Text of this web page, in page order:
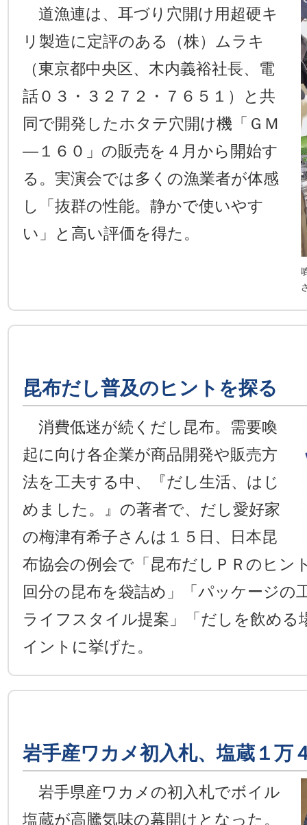
道漁連は、耳づり穴開け用超硬キ
リ製造に定評のある（株）ムラキ
（東京都中央区、木内義裕社長、電
話０３・３２７２・７６５１）と共
同で開発したホタテ穴開け機「ＧＭ
―１６０」の販売を４月から開始す
る。実演会では多くの漁業者が体感
し「抜群の性能。静かで使いやす
い」と高い評価を得た。
昆布だし普及のヒントを探る
消費低迷が続くだし昆布。需要喚
起に向け各企業が商品開発や販売方
法を工夫する中、『だし生活、はじ
めました。』の著者で、だし愛好家
の梅津有希子さんは１５日、日本昆
布協会の例会で「昆布だしＰＲのヒン
回分の昆布を袋詰め」「パッケージの
ライフスタイル提案」「だしを飲める
イントに挙げた。
岩手産ワカメ初入札、塩蔵１万
岩手県産ワカメの初入札でボイル
塩蔵が高騰気味の幕開けとなった。